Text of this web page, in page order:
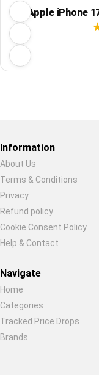
Apple iPhone
Information
About Us
Terms & Conditions
Privacy
Refund policy
Cookie Consent Policy
Help & Contact
Navigate
Home
Categories
Tracked Price Drops
Brands